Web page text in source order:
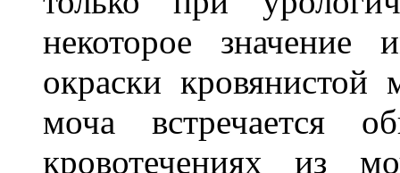
некоторое значение
окраски
моча встречается
кровотечениях из